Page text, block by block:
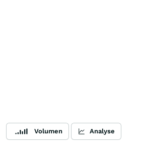
Volumen Analyse